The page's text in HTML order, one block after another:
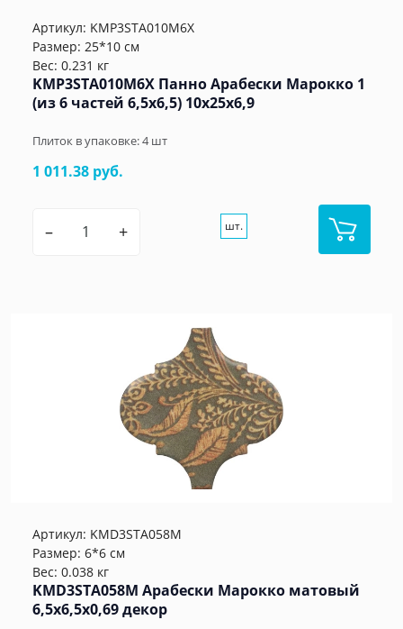
Артикул: KMP3STA010M6X
Размер: 25*10 см
Вес: 0.231 кг
KMP3STA010M6X Панно Арабески Марокко 1
(из 6 частей 6,5x6,5) 10x25x6,9
Плиток в упаковке:4шт
1 011.38 руб.
– + шт.
Артикул: KMD3STA058M
Размер: 6*6 см
Вес: 0.038 кг
KMD3STA058M Арабески Марокко матовый
6,5x6,5x0,69 декор